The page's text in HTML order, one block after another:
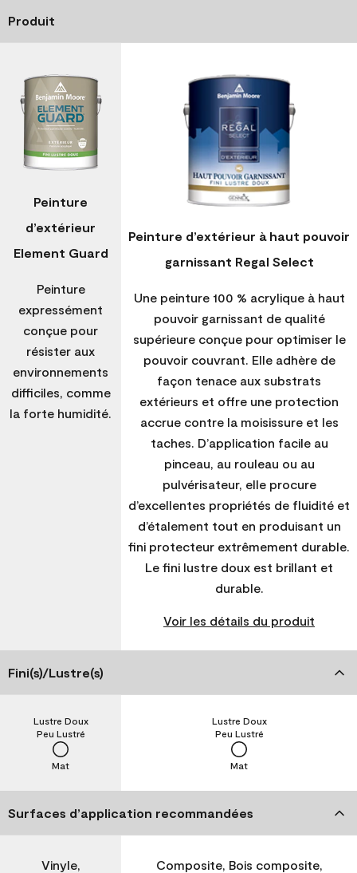
Produit
Peinture
d’extérieur
Element Guard
Peinture
expressément
conçue pour
résister aux
environnements
difficiles, comme
la forte humidité.
Peinture d’extérieur à haut pouvoir
garnissant Regal Select
Une peinture 100 % acrylique à haut
pouvoir garnissant de qualité
supérieure conçue pour optimiser le
pouvoir couvrant. Elle adhère de
façon tenace aux substrats
extérieurs et offre une protection
accrue contre la moisissure et les
taches. D’application facile au
pinceau, au rouleau ou au
pulvérisateur, elle procure
d’excellentes propriétés de fluidité et
d’étalement tout en produisant un
fini protecteur extrêmement durable.
Le fini lustre doux est brillant et
durable.
Voir les détails du produit
Fini(s)/Lustre(s)
Mat
Peu Lustré
Lustre Doux
Mat
Peu Lustré
Lustre Doux
Surfaces d’application recommandées
Vinyle,
Composite, Bois composite,